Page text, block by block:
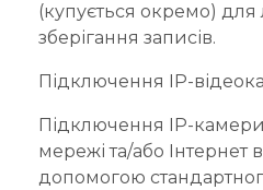
(купується окремо) для
зберігання записів.
Підключення IP-
Підключення IP-
мережі та/або Інтернет
допомогою